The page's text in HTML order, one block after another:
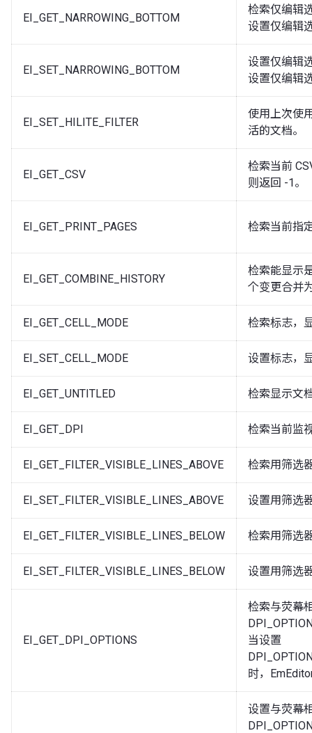
EI_GET_NARROWING_BOTTOM
检索仅编辑
设置仅编辑
EI_SET_NARROWING_BOTTOM
设置仅编辑
设置仅编辑
EI_SET_HILITE_FILTER
使用上次使
活的文档。
EI_GET_CSV
检索当前
则返回 -1。
EI_GET_PRINT_PAGES 检索当前指
EI_GET_COMBINE_HISTORY
检索能显示
个变更合并
EI_GET_CELL_MODE 检索标志，
EI_SET_CELL_MODE 设置标志，
EI_GET_UNTITLED 检索显示文
EI_GET_DPI 检索当前监
EI_GET_FILTER_VISIBLE_LINES_ABOVE 检索用筛选
EI_SET_FILTER_VISIBLE_LINES_ABOVE 设置用筛选
EI_GET_FILTER_VISIBLE_LINES_BELOW 检索用筛选
EI_SET_FILTER_VISIBLE_LINES_BELOW 设置用筛选
EI_GET_DPI_OPTIONS
检索与荧幕
当设置
时，
设置与荧幕